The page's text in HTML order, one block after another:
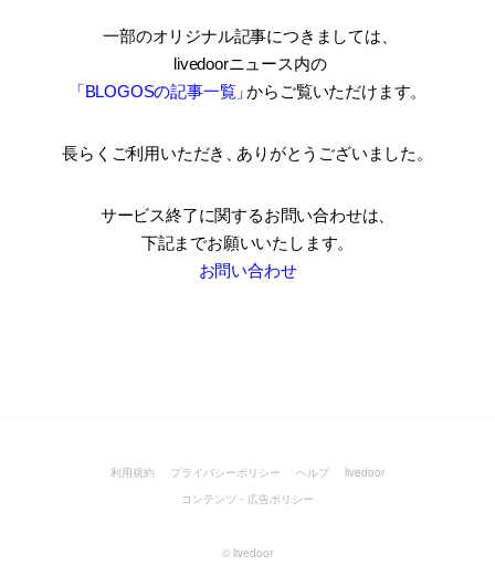
一部のオリジナル記事につきましては
livedoorニュース内の
「BLOGOSの記事一覧」からご覧いただけます。
長らくご利用いただき ありがとうございました。
サービス終了に関するお問い合わせは、
下記までお願いいたします。
お問い合わせ
利用規約 プライバシーポリシー ヘルプ
livedoor
コンテンツ・広告ポリシー
© livedoor